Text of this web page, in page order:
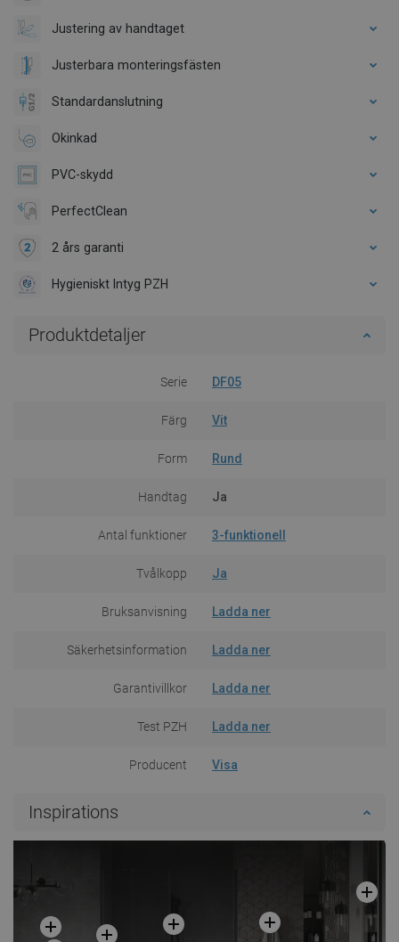
Justering av handtaget
Justerbara monteringsfästen
Standardanslutning
Okinkad
PVC-skydd
PerfectClean
2 års garanti
Hygieniskt Intyg PZH
Produktdetaljer
Serie DF05
Färg Vit
Form Rund
Handtag Ja
Antal funktioner 3-funktionell
Tvålkopp Ja
Bruksanvisning Ladda ner
Säkerhetsinformation Ladda ner
Garantivillkor Ladda ner
Test PZH Ladda ner
Producent Visa
Inspirations